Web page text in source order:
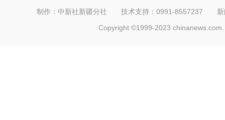
制作：中新社新疆分社 技术支持：0991-8557237
Copyright ©1999-2023